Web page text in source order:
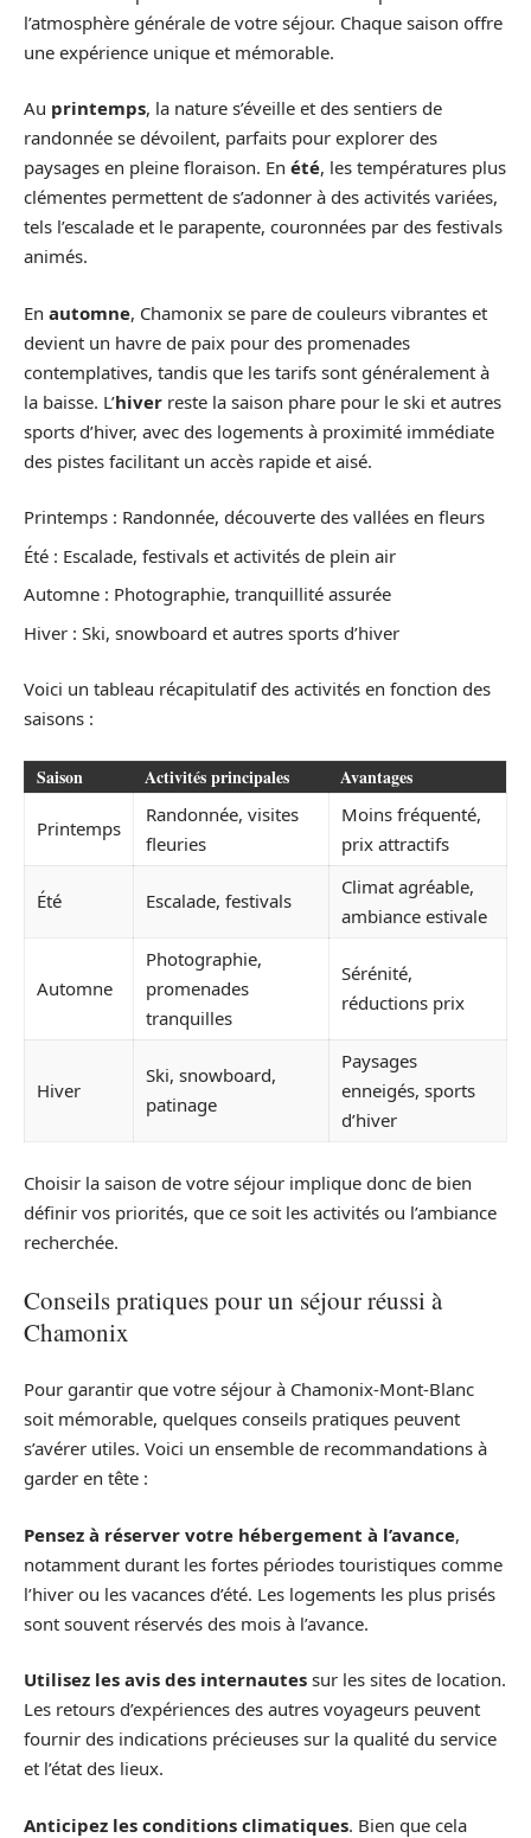
l’atmosphère générale de votre séjour. Chaque saison offre
une expérience unique et mémorable.
Au printemps, la nature s’éveille et des sentiers de
randonnée se dévoilent, parfaits pour explorer des
paysages en pleine floraison. En été, les températures plus
clémentes permettent de s’adonner à des activités variées,
tels l’escalade et le parapente, couronnées par des festivals
animés.
En automne, Chamonix se pare de couleurs vibrantes et
devient un havre de paix pour des promenades
contemplatives, tandis que les tarifs sont généralement à
la baisse. L’hiver reste la saison phare pour le ski et autres
sports d’hiver, avec des logements à proximité immédiate
des pistes facilitant un accès rapide et aisé.
Printemps : Randonnée, découverte des vallées en fleurs
Été : Escalade, festivals et activités de plein air
Automne : Photographie, tranquillité assurée
Hiver : Ski, snowboard et autres sports d’hiver
Voici un tableau récapitulatif des activités en fonction des
saisons :
Saison Activités principales Avantages
Printemps
Randonnée, visites
fleuries
Moins fréquenté,
prix attractifs
Été Escalade, festivals
Climat agréable,
ambiance estivale
Automne
Photographie,
promenades
tranquilles
Sérénité,
réductions prix
Hiver
Ski, snowboard,
patinage
Paysages
enneigés, sports
d’hiver
Choisir la saison de votre séjour implique donc de bien
définir vos priorités, que ce soit les activités ou l’ambiance
recherchée.
Conseils pratiques pour un séjour réussi à
Chamonix
Pour garantir que votre séjour à Chamonix-Mont-Blanc
soit mémorable, quelques conseils pratiques peuvent
s’avérer utiles. Voici un ensemble de recommandations à
garder en tête :
Pensez à réserver votre hébergement à l’avance,
notamment durant les fortes périodes touristiques comme
l’hiver ou les vacances d’été. Les logements les plus prisés
sont souvent réservés des mois à l’avance.
Utilisez les avis des internautes sur les sites de location.
Les retours d’expériences des autres voyageurs peuvent
fournir des indications précieuses sur la qualité du service
et l’état des lieux.
Anticipez les conditions climatiques. Bien que cela